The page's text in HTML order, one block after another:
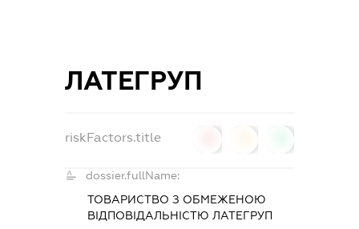
ЛАТЕГРУП
riskFactors.title
dossier.fullName:
ТОВАРИСТВО З ОБМЕЖЕНОЮ
ВІДПОВІДАЛЬНІСТЮ ЛАТЕГРУП